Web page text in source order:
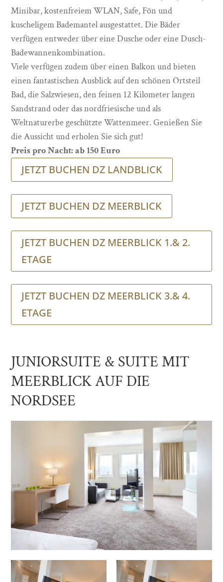
Minibar, kostenfreiem WLAN, Safe, Fön und
kuscheligem Bademantel ausgestattet. Die Bäder
verfügen entweder über eine Dusche oder eine Dusch-
Badewannenkombination.
Viele verfügen zudem über einen Balkon und bieten
einen fantastischen Ausblick auf den schönen Ortsteil
Bad, die Salzwiesen, den feinen 12 Kilometer langen
Sandstrand oder das nordfriesische und als
Weltnaturerbe geschützte Wattenmeer. Genießen Sie
die Aussicht und erholen Sie sich gut!
Preis pro Nacht: ab 150 Euro
JETZT BUCHEN DZ LANDBLICK
JETZT BUCHEN DZ MEERBLICK
JETZT BUCHEN DZ MEERBLICK 1.& 2.
ETAGE
JETZT BUCHEN DZ MEERBLICK 3.& 4.
ETAGE
JUNIORSUITE & SUITE MIT
MEERBLICK AUF DIE
NORDSEE